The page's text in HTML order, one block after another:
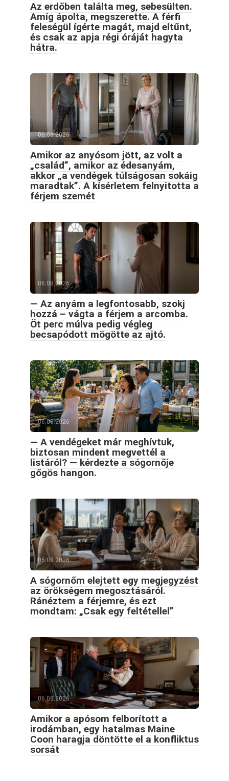
Az erdőben találta meg, sebesülten.
Amíg ápolta, megszerette. A férfi
feleségül ígérte magát, majd eltűnt,
és csak az apja régi óráját hagyta
hátra.
06.08.2026
Amikor az anyósom jött, az volt a
„család”, amikor az édesanyám,
akkor „a vendégek túlságosan sokáig
maradtak”. A kísérletem felnyitotta a
férjem szemét
06.08.2026
— Az anyám a legfontosabb, szokj
hozzá – vágta a férjem a arcomba.
Öt perc múlva pedig végleg
becsapódott mögötte az ajtó.
06.08.2026
— A vendégeket már meghívtuk,
biztosan mindent megvettél a
listáról? — kérdezte a sógornője
gőgös hangon.
06.08.2026
A sógornőm elejtett egy megjegyzést
az örökségem megosztásáról.
Ránéztem a férjemre, és ezt
mondtam: „Csak egy feltétellel”
06.08.2026
Amikor a apósom felborított a
irodámban, egy hatalmas Maine
Coon haragja döntötte el a konfliktus
sorsát